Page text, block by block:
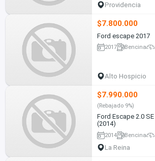
Providencia
$7.800.000
Ford escape 2017
2017 Bencina
Alto Hospicio
$7.990.000
(Rebajado 9%)
Ford Escape 2.0
(2014)
2014 Bencina
La Reina